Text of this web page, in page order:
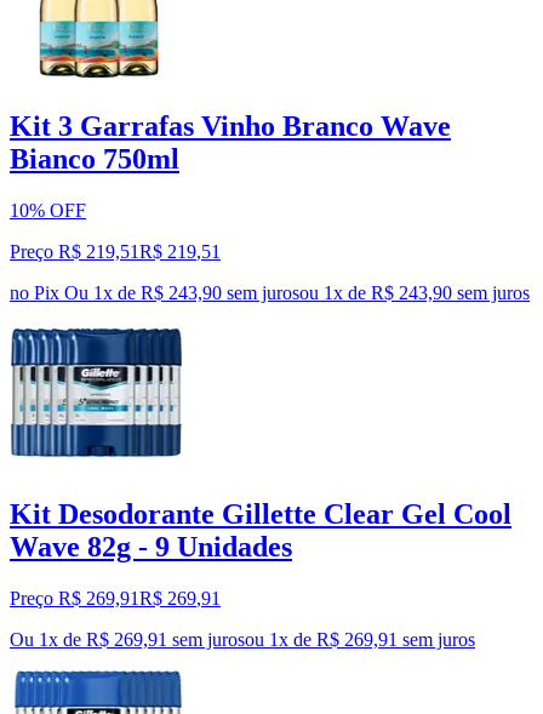
Kit 3 Garrafas Vinho Branco Wave
Bianco 750ml
10% OFF
Preço R$ 219,51R$ 219,51
no Pix Ou 1x de R$ 243,90 sem jurosou 1x de R$ 243,90 sem juros
Kit Desodorante Gillette Clear Gel Cool
Wave 82g - 9 Unidades
Preço R$ 269,91R$ 269,91
Ou 1x de R$ 269,91 sem jurosou 1x de R$ 269,91 sem juros